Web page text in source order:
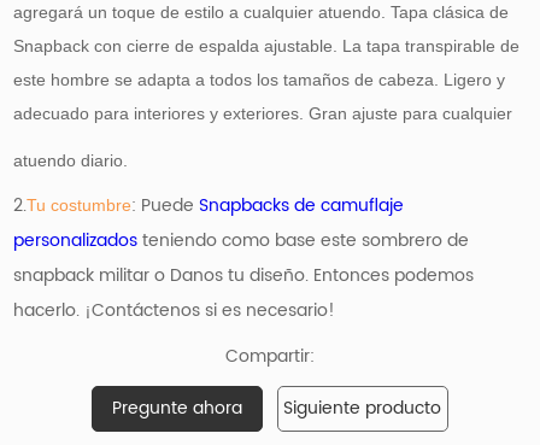
agregará un toque de estilo a cualquier atuendo. Tapa clásica de
Snapback con cierre de espalda ajustable. La tapa transpirable de
este hombre se adapta a todos los tamaños de cabeza. Ligero y
adecuado para interiores y exteriores. Gran ajuste para cualquier
atuendo diario.
2.Tu costumbre: PuedeSnapbacks de camuflaje
personalizadosteniendo como base estesombrero de
snapback militar o Danos tu diseño. Entonces podemos
hacerlo. ¡Contáctenos si es necesario!
Compartir:
Pregunte ahora
Siguiente producto